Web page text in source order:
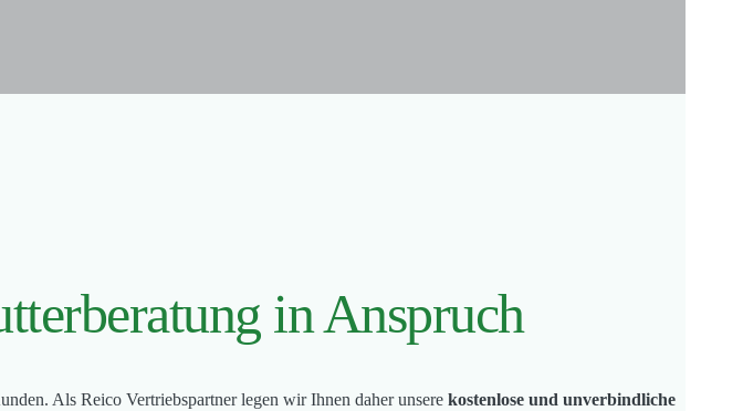
in Anspruch
Als Reico Vertriebspartner legen wir Ihnen daher unsere kostenlose und unverbindliche